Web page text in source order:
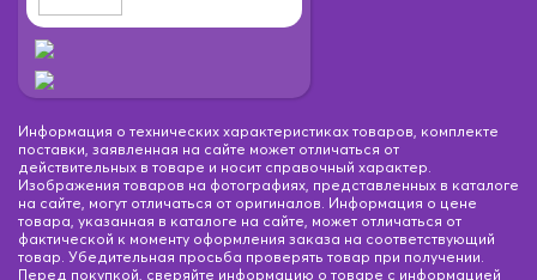
Информация о технических характеристиках товаров, комплекте
поставки, заявленная на сайте может отличаться от
действительных в товаре и носит справочный характер.
Изображения товаров на фотографиях, представленных в каталоге
на сайте, могут отличаться от оригиналов. Информация о цене
товара, указанная в каталоге на сайте, может отличаться от
фактической к моменту оформления заказа на соответствующий
товар. Убедительная просьба проверять товар при получении.
Перед покупкой, сверяйте информацию о товаре с информацией